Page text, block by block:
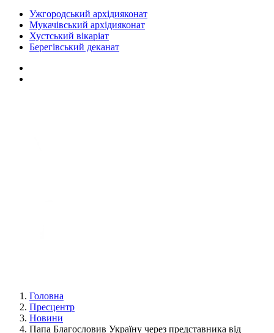
Ужгородський архідияконат
Мукачівський архідияконат
Хустський вікаріат
Берегівський деканат
Головна
Пресцентр
Новини
Папа Благословив Україну через представника від